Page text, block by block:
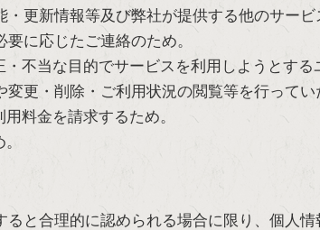
更新情報等及び弊社が提供する他のサービ
に応じたご連絡のため。
不当な目的でサービスを利用しようとする
更・削除・ご利用状況の閲覧等を行ってい
料金を請求するため。
と合理的に認められる場合に限り、個人情